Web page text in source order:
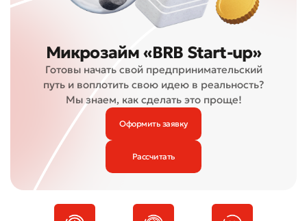
Микрозайм «BRB Start-up»
Готовы начать свой предпринимательский
путь и воплотить свою идею в реальность?
Мы знаем, как сделать это проще!
Оформить заявку
Рассчитать